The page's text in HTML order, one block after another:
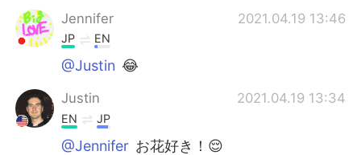
Jennifer
2021.04.19 13:46
JP EN
@Justin 😂
Justin 2021.04.19 13:34
EN JP
@Jennifer お花好き！😌